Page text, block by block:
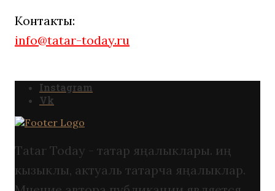
Контакты:
info@tatar-today.ru
Instagram
Vk
Tatar Today - татар яңалыклары. иң
кызыклы, актуаль татарча яңалыклар.